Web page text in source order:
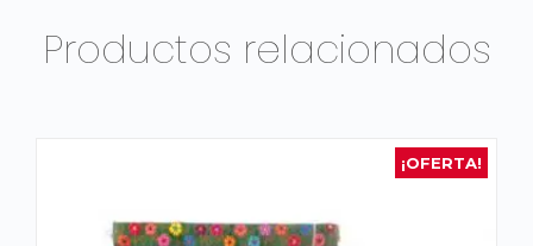
Productos relacionados
¡OFERTA!